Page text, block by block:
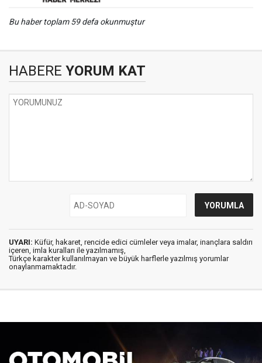
Bu haber toplam 59 defa okunmuştur
HABERE YORUM KAT
UYARI: Küfür, hakaret, rencide edici cümleler veya imalar, inançlara saldırı
içeren, imla kuralları ile yazılmamış,
Türkçe karakter kullanılmayan ve büyük harflerle yazılmış yorumlar
onaylanmamaktadır.